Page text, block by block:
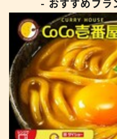
- おすすめブラ